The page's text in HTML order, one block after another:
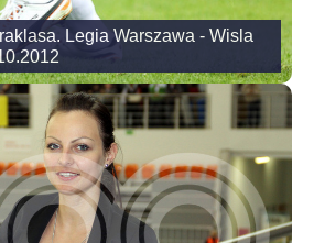
Legia Warszawa - Wisla